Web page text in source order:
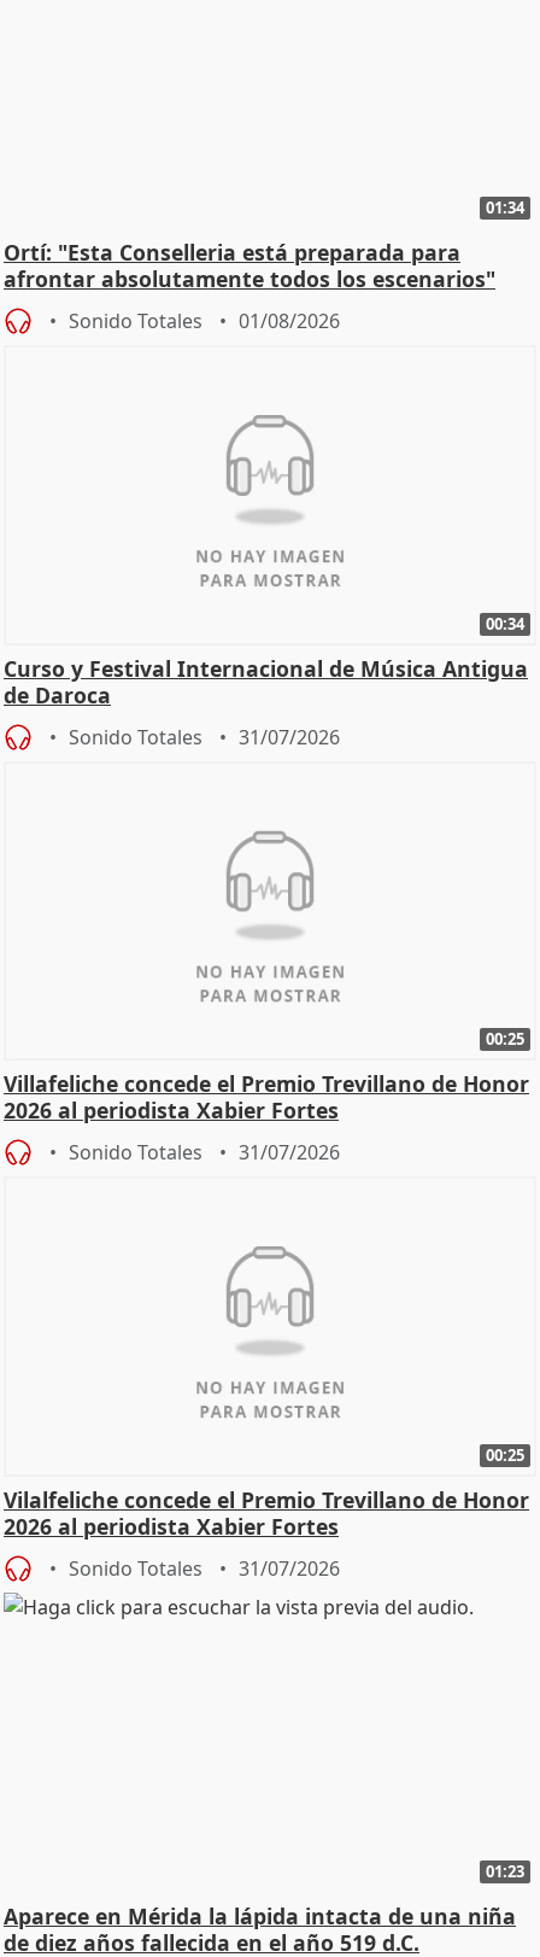
01:34
Ortí: "Esta Conselleria está preparada para
afrontar absolutamente todos los escenarios"
Sonido Totales 01/08/2026
00:34
Curso y Festival Internacional de Música Antigua
de Daroca
Sonido Totales 31/07/2026
00:25
Villafeliche concede el Premio Trevillano de Honor
2026 al periodista Xabier Fortes
Sonido Totales 31/07/2026
00:25
Vilalfeliche concede el Premio Trevillano de Honor
2026 al periodista Xabier Fortes
Sonido Totales 31/07/2026
01:23
Aparece en Mérida la lápida intacta de una niña
de diez años fallecida en el año 519 d.C.